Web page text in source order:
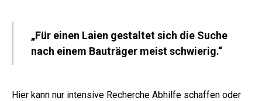
„Für einen Laien gestaltet sich die Suche
nach einem Bauträger meist schwierig.“
Hier kann nur intensive Recherche Abhilfe schaffen oder